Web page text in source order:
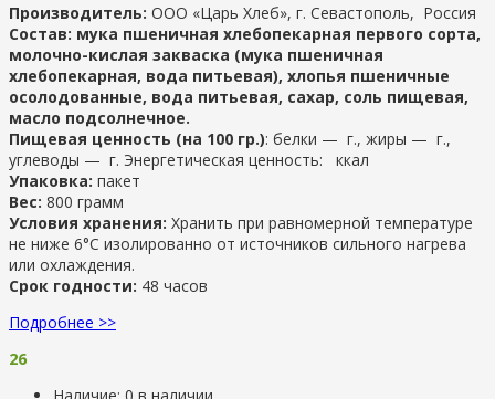
Производитель: ООО «Царь Хлеб», г. Севастополь, Россия
Состав: мука пшеничная хлебопекарная первого сорта,
молочно-кислая закваска (мука пшеничная
хлебопекарная, вода питьевая), хлопья пшеничные
осолодованные, вода питьевая, сахар, соль пищевая,
масло подсолнечное.
Пищевая ценность (на 100 гр.): белки — г., жиры — г.,
углеводы — г. Энергетическая ценность: ккал
Упаковка: пакет
Вес: 800 грамм
Условия хранения: Хранить при равномерной температуре
не ниже 6°С изолированно от источников сильного нагрева
или охлаждения.
Срок годности: 48 часов
Подробнее >>
26